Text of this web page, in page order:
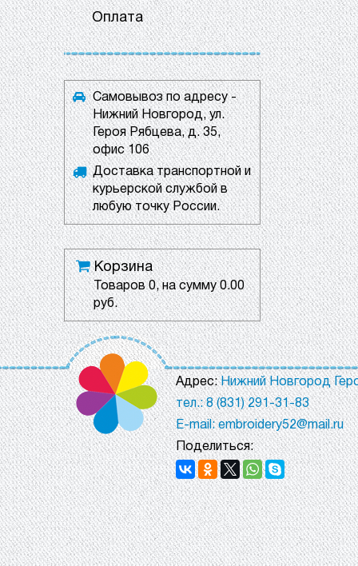
Оплата
Самовывоз по адресу -
Нижний Новгород, ул.
Героя Рябцева, д. 35,
офис 106
Доставка транспортной и
курьерской службой в
любую точку России.
Корзина
Товаров0, на сумму0.00
руб.
Адрес:Нижний Новгород
тел.: 8 (831) 291-31-83
E-mail: embroidery52@mail.ru
Поделиться: